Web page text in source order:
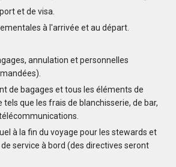
et de visa.
à l'arrivée et au départ.
annulation et personnelles
de bagages et tous les éléments de
que les frais de blanchisserie, de bar,
à la fin du voyage pour les stewards et
service à bord (des directives seront